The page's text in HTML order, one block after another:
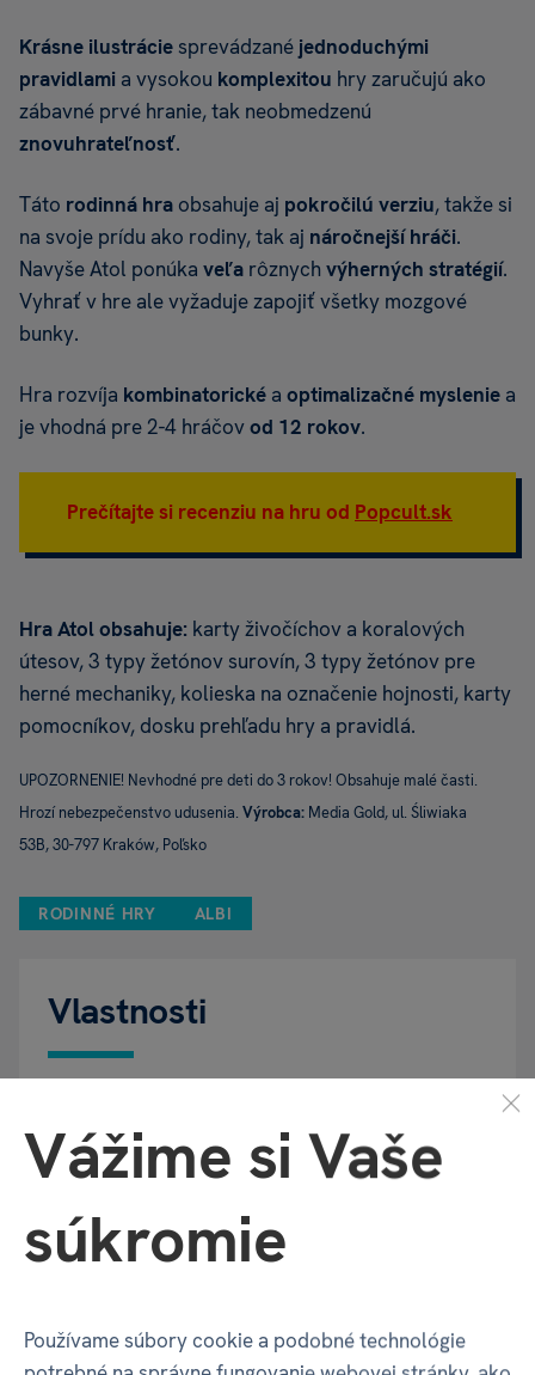
Krásne ilustrácie sprevádzané jednoduchými
pravidlami a vysokou komplexitou hry zaručujú ako
zábavné prvé hranie, tak neobmedzenú
znovuhrateľnosť.
Táto rodinná hra obsahuje aj pokročilú verziu, takže si
na svoje prídu ako rodiny, tak aj náročnejší hráči.
Navyše Atol ponúka veľa rôznych výherných stratégií.
Vyhrať v hre ale vyžaduje zapojiť všetky mozgové
bunky.
Hra rozvíja kombinatorické a optimalizačné myslenie a
je vhodná pre 2-4 hráčovod 12 rokov.
Prečítajte si recenziu na hru od Popcult.sk
Hra Atol obsahuje: karty živočíchov a koralových
útesov, 3 typy žetónov surovín, 3 typy žetónov pre
herné mechaniky, kolieska na označenie hojnosti, karty
pomocníkov, dosku prehľadu hry a pravidlá.
UPOZORNENIE! Nevhodné pre deti do 3 rokov! Obsahuje malé časti.
Hrozí nebezpečenstvo udusenia. Výrobca: Media Gold, ul. Śliwiaka
53B, 30-797 Kraków, Poľsko
RODINNÉ HRY ALBI
Vlastnosti
produktu
EAN
Vážime si Vaše
súkromie
Používame súbory cookie a podobné technológie